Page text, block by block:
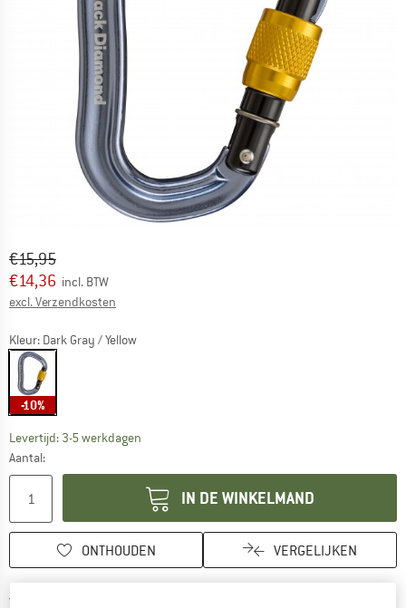
Oorspronkelijke prijs :
€15,95
Prijs:
€14,36 incl. BTW
excl. Verzendkosten
Kleur: Dark Gray / Yellow
-10%
Levertijd: 3-5 werkdagen
Aantal:
IN DE WINKELMAND
ONTHOUDEN VERGELIJKEN